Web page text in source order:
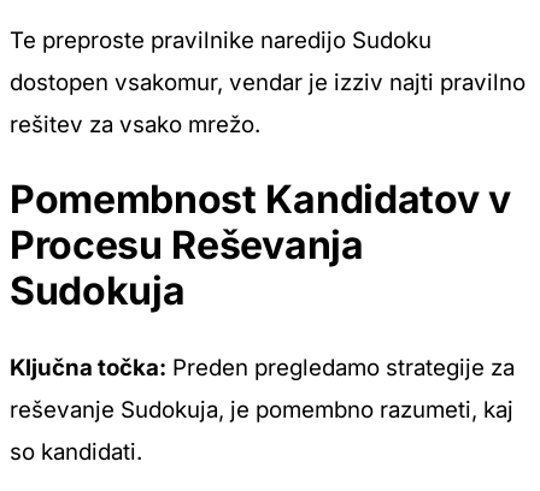
Te preproste pravilnike naredijo Sudoku
dostopen vsakomur, vendar je izziv najti pravilno
rešitev za vsako mrežo.
Pomembnost Kandidatov v
Procesu Reševanja
Sudokuja
Ključna točka: Preden pregledamo strategije za
reševanje Sudokuja, je pomembno razumeti, kaj
so kandidati.